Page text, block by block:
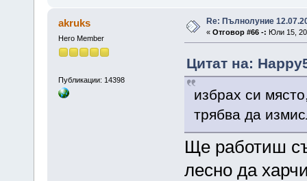
akruks
Hero Member
Публикации: 14398
Re: Пълнолуние
« Отговор #66 -: Юли 15,
Цитат на:
избрах си
трябва да
Ще работиш
лесно да